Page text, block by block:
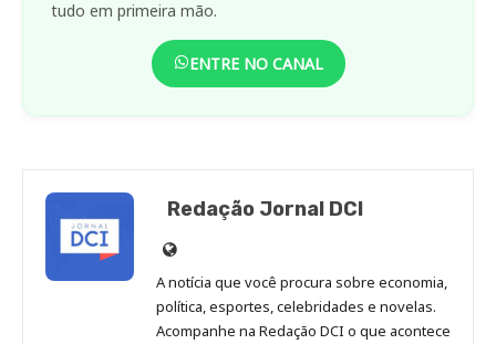
tudo em primeira mão.
ENTRE NO CANAL
Redação Jornal DCI
Site
de
Redação
Jornal
A notícia que você procura sobre economia,
política, esportes, celebridades e novelas.
Acompanhe na Redação DCI o que acontece